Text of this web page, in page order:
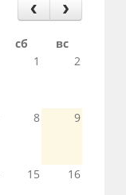
сб
вс
1 2
8 9
15 16